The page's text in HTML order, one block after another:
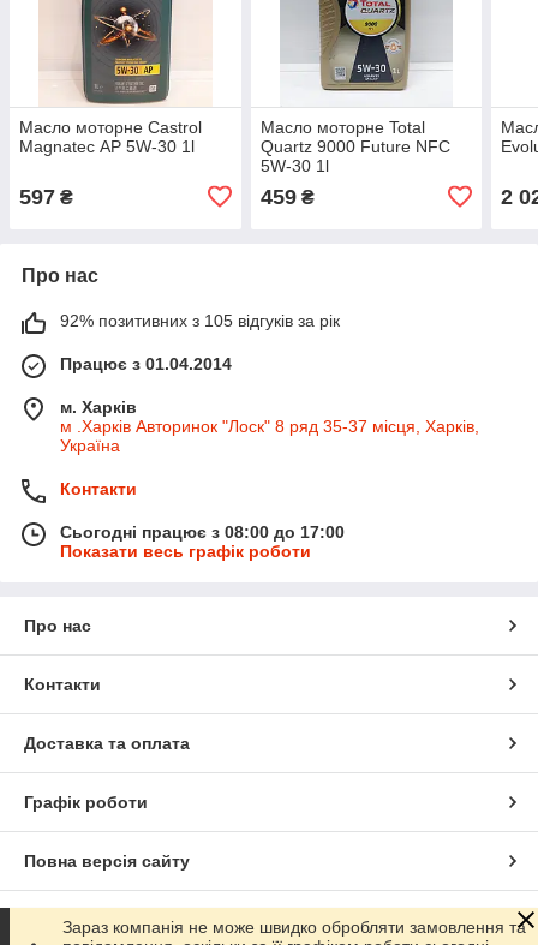
Масло моторне Castrol
Magnatec АР 5W-30 1l
597 ₴
Масло моторне Total
Quartz 9000 Future NFC
5W-30 1l
459₴ 2
Про нас
92% позитивних з 105 відгуків за рік
Працює з 01.04.2014
м. Харків
м .Харків Авторинок "Лоск" 8 ряд 35-37 місця, Харків,
Україна
Контакти
Сьогодні працює з 08:00 до 17:00
Показати весь графік роботи
Про нас
Контакти
Доставка та оплата
Графік роботи
Повна версія сайту
Сайт створено на маркетплейсі Prom.ua
Зараз компанія не може швидко обробляти замовлення та